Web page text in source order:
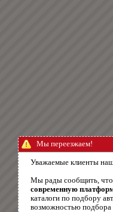
Мы переезжаем!
Уважаемые клиенты
Мы рады сообщить,
современную
каталоги по подбору
возможностью подбора